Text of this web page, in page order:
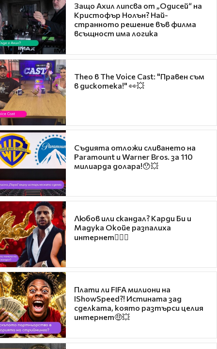
Защо Ахил липсва от „Одисей“ на
Кристофър Нолън? Най-
странното решение във филма
всъщност има логика
Theo в The Voice Cast: "Правен съм
в дискотека!" 👀💥
Съдията отложи сливането на
Paramount и Warner Bros. за 110
милиарда долара!😯💥
Любов или скандал? Карди Би и
Мадука Окойе разпалиха
интернет❤️‍🔥🔥
Плати ли FIFA милиони на
IShowSpeed?! Истината зад
сделката, която разтърси целия
интернет🤑💥